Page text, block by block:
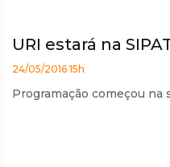
URI estará na
24/05/2016 15h
Programação começou na